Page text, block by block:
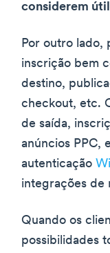
considerem útil
Por outro lado,
inscrição bem
destino,
checkout, etc.
de saída,
anúncios PPC,
autenticação
integrações de
Quando os
possibilidades